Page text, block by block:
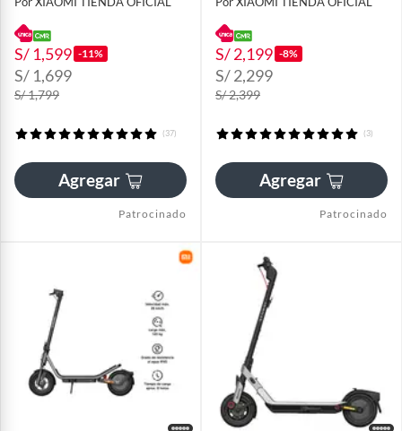
S/ 1,599 -11%
S/ 1,699
S/ 1,799
(37)
Agregar
Patrocinado
S/ 2,199 -8%
S/ 2,299
S/ 2,399
(3)
Agregar
Patrocinado